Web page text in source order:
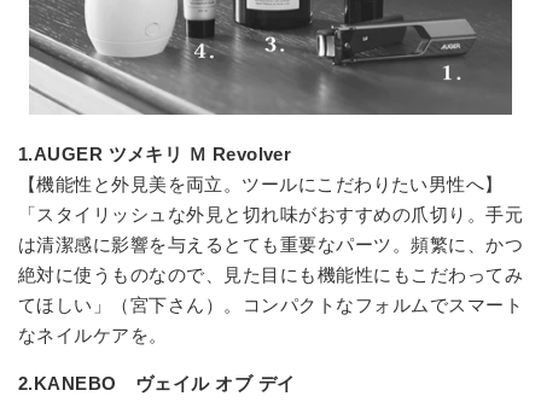
1.AUGER ツメキリ Ｍ Revolver
【機能性と外見美を両立。ツールにこだわりたい男性へ】
「スタイリッシュな外見と切れ味がおすすめの爪切り。手元
は清潔感に影響を与えるとても重要なパーツ。頻繁に、かつ
絶対に使うものなので、見た目にも機能性にもこだわってみ
てほしい」（宮下さん）。コンパクトなフォルムでスマート
なネイルケアを。
2.KANEBO ヴェイル オブ デイ